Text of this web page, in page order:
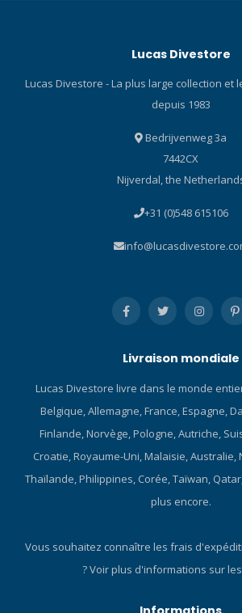
Lucas Divestore
Lucas Divestore - La plus large collection et
depuis 1983
Bedrijvenweg 3a
7442CX
Nijverdal, the
+31 (0)548 615106
Livraison mondiale
Lucas Divestore livre dans le monde
Belgique, Allemagne, France, Espagne,
Finlande, Norvège, Pologne, Autriche,
Croatie, Royaume-Uni, Malaisie, Australie,
Thaïlande, Philippines, Corée, Taïwan,
plus encore.
Vous souhaitez connaître les frais
?Voir plus d'informations sur